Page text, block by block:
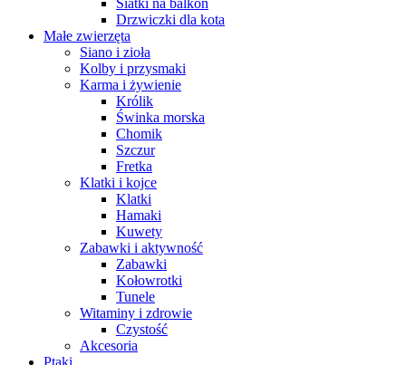
Siatki na balkon
Drzwiczki dla kota
Małe zwierzęta
Siano i zioła
Kolby i przysmaki
Karma i żywienie
Królik
Świnka morska
Chomik
Szczur
Fretka
Klatki i kojce
Klatki
Hamaki
Kuwety
Zabawki i aktywność
Zabawki
Kołowrotki
Tunele
Witaminy i zdrowie
Czystość
Akcesoria